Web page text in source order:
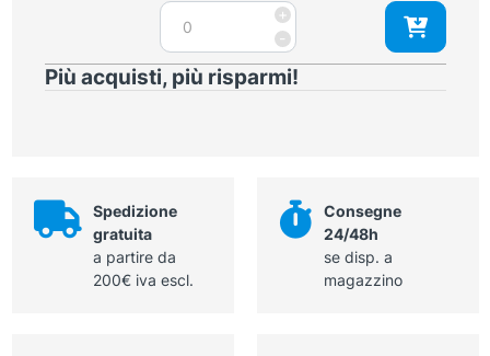
-
Bisturi
monouso
sterile
figura
+
Più acquisti, più risparmi!
Spedizione
gratuita
a partire da
200€ iva escl.
Consegne
24/48h
se disp. a
magazzino